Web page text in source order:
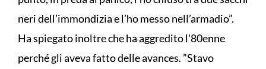
neri dell’immondizia e l’ho messo nell’armadio”.
Ha spiegato inoltre che ha aggredito l'80enne
perché gli aveva fatto delle avances. ”Stavo